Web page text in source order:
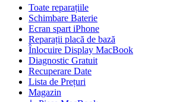
Toate reparațiile
Schimbare Baterie
Ecran spart iPhone
Reparații placă de bază
Înlocuire Display MacBook
Diagnostic Gratuit
Recuperare Date
Lista de Prețuri
Magazin